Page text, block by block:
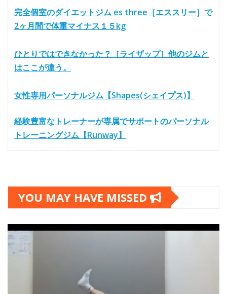
完全個室のダイエットジム es three［エススリー］で
2ヶ月間で体重マイナス１５kg
ひとりではできなかった？［ライザップ］他のジムと
はここが違う。
女性専用パーソナルジム【Shapes(シェイプス)】
経験豊富なトレーナーが専属でサポートのパーソナル
トレーニングジム【Runway】
YOU MAY HAVE MISSED